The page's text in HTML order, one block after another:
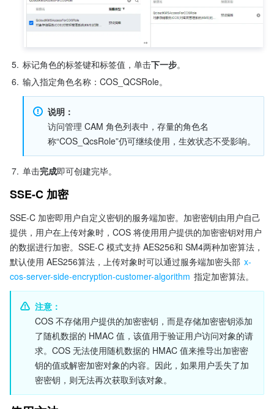
5. 标记角色的标签键和标签值，单击下一步。
6. 输入指定角色名称：COS_QCSRole。
说明：
访问管理 CAM 角色列表中，存量的角色名
称“COS_QcsRole”仍可继续使用，生效状态不受影响。
7. 单击完成即可创建完毕。
SSE-C 加密
SSE-C 加密即用户自定义密钥的服务端加密。加密密钥由用户自己
提供，用户在上传对象时，COS 将使用用户提供的加密密钥对用户
的数据进行加密。SSE-C 模式支持 AES256和 SM4两种加密算法，
默认使用 AES256算法，上传对象时可以通过服务端加密头部 x-
cos-server-side-encryption-customer-algorithm 指定加密算法。
注意：
COS 不存储用户提供的加密密钥，而是存储加密密钥添加
了随机数据的 HMAC 值，该值用于验证用户访问对象的请
求。COS 无法使用随机数据的 HMAC 值来推导出加密密
钥的值或解密加密对象的内容。因此，如果用户丢失了加
密密钥，则无法再次获取到该对象。